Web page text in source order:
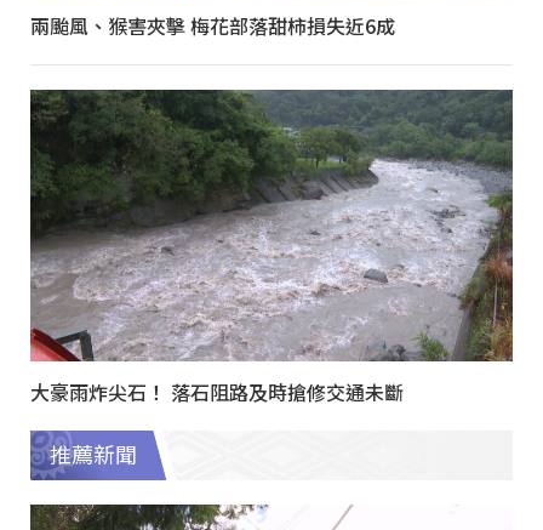
兩颱風、猴害夾擊 梅花部落甜柿損失近6成
大豪雨炸尖石！ 落石阻路及時搶修交通未斷
推薦新聞